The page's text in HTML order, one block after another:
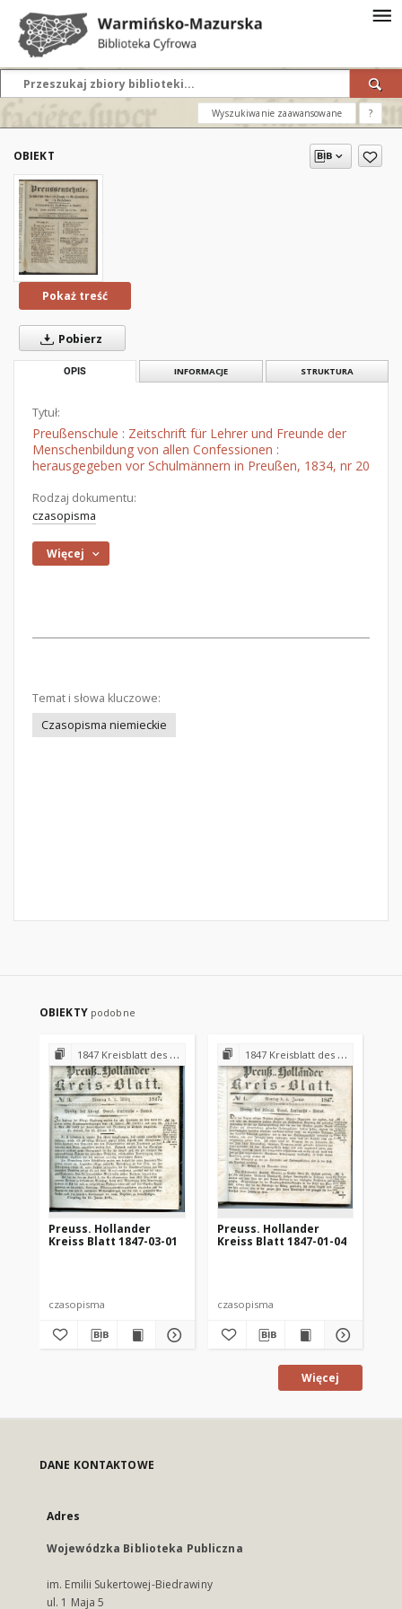
Wyszukiwanie zaawansowane ?
OBIEKT
Pokaż treść
Pobierz
OPIS INFORMACJE STRUKTURA
Tytuł:
Preußenschule : Zeitschrift für Lehrer und Freunde der
Menschenbildung von allen Confessionen :
herausgegeben vor Schulmännern in Preußen, 1834, nr 20
Rodzaj dokumentu:
czasopisma
Więcej
Temat i słowa kluczowe:
Czasopisma niemieckie
OBIEKTY podobne
1847 Kreisblatt des Königl. Preuss. Landraths-Amtes Preuss. Holland
Preuss. Hollander
Kreiss Blatt 1847-03-01
czasopisma
1847 Kreisblatt des Königl. Preuss. Landraths-Amtes Preuss. Holland
Preuss. Hollander
Kreiss Blatt 1847-01-04
czasopisma
Więcej
DANE KONTAKTOWE
Adres
Wojewódzka Biblioteka Publiczna
im. Emilii Sukertowej-Biedrawiny
ul. 1 Maja 5